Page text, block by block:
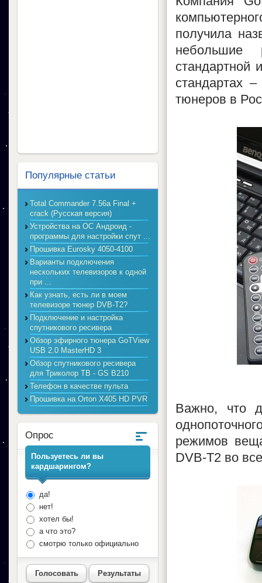
получила
небольшие
стандартной
стандартах
тюнеров в
Важно, что
режимов
DVB-T2 во
Популярные статьи
Total Commander 7.56a Final +
crack (Русская версия)
Устройства на ОС Андроид -
программы для настройки спут ...
Прошивка Eurosky 4050-4100
Варианты подключения
нескольких телевизоров к одной
при ...
Как узнать, есть ли в моем
телевизоре тюнер DVB-T2?
Подключение и настройка
спутникового ресивера
Обзор эфирного тюнера GoTView
USB 2.0 MasterHD 3
Обзор спутникового ресивера
для Триколор ТВ - GS B210
Телефон в качестве пульта
Прошивка на Orton X405 HD PVR
Опрос
Пользуетесь ли вы
кардшарингом?
да!
нет!
хотел бы!
а что это?
смотрю только официально
Голосовать Результаты